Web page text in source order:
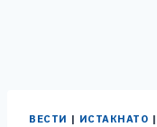
ВЕСТИ | ИСТАКНАТО |